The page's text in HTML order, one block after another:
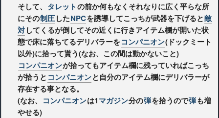
そして、 タレットの前か何もなくそれなりに広く平らな所
にその制圧したNPCを誘導してこっちが武器を下げると敵
対してくるが倒してその近くに行きアイテム欄が開いた状
態で床に落ちてるデリバラーをコンパニオン(ドックミート
以外)に拾って貰う(なお、この間は動かないこと)
コンパニオンが拾ってもアイテム欄に残っていればこっち
が拾うと コンパニオンと自分のアイテム欄にデリバラーが
存在する事となる。
(なお、 コンパニオンは1マガジン分の弾を拾うので弾も増
やせる)